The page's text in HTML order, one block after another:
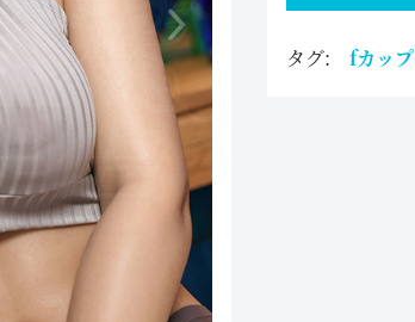
タグ: fカップ